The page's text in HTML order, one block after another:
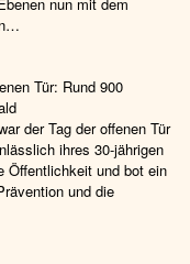
Tür: Rund 900
der Tag der offenen Tür
ihres 30-jährigen
Öffentlichkeit und bot ein
und die